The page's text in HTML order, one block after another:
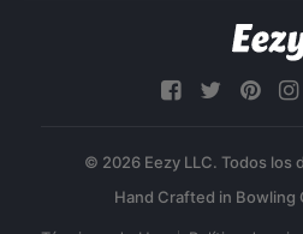
© 2026 Eezy LLC. Todos los